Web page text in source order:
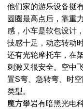
他们家的游乐设备挺
圆圈最高点后，靠重
感，小车是软包设计
技感十足，动态转动
还有光轮摩托车，在
刺激又很安全。空中
置S弯、急转弯、时
类型。
魔方攀岩有暗黑光电